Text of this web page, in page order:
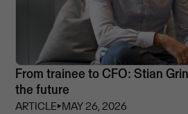
From trainee to CFO: Stian
the future
ARTICLE⏵MAY 26, 2026